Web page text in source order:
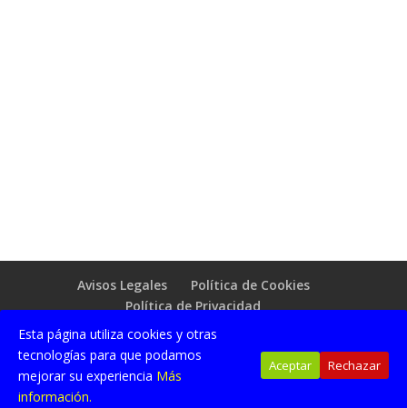
Avisos Legales
Política de Cookies
Política de Privacidad
© 2018 EUROBALEAR DE TRANSPORTES, S.A. |
Diseñado con Wordpress por
Infotransporte C.B.
Esta página utiliza cookies y otras
tecnologías para que podamos
mejorar su experiencia Más
información.
Aceptar Rechazar